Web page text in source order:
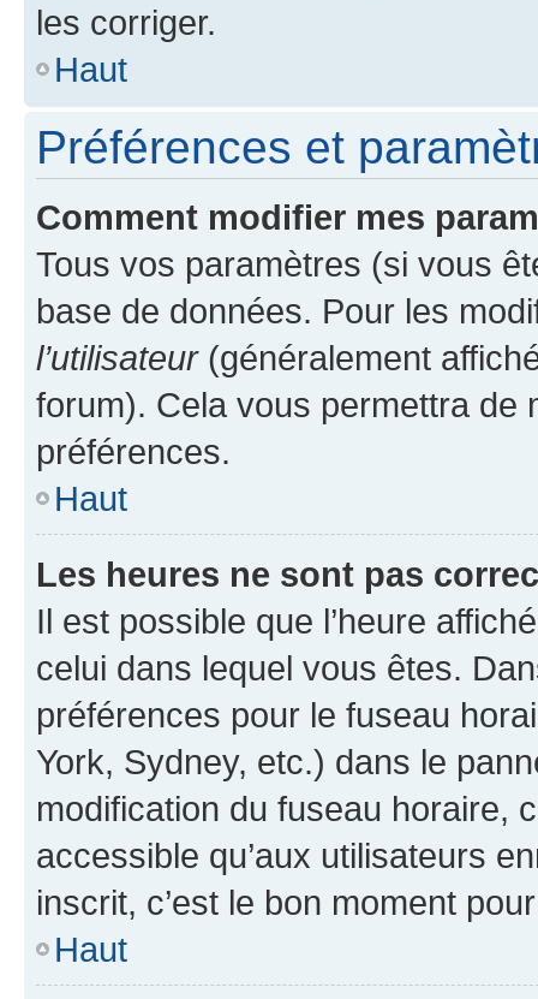
les corriger.
Haut
Préférences et
Comment modifier mes
Tous vos paramètres (si vous
base de données. Pour les
l’utilisateur(généralement
forum). Cela vous permettra de
préférences.
Haut
Les heures ne sont pas
Il est possible que l’heure
celui dans lequel vous êtes.
préférences pour le fuseau
York, Sydney, etc.) dans le
modification du fuseau horaire,
accessible qu’aux utilisateurs
inscrit, c’est le bon moment
Haut